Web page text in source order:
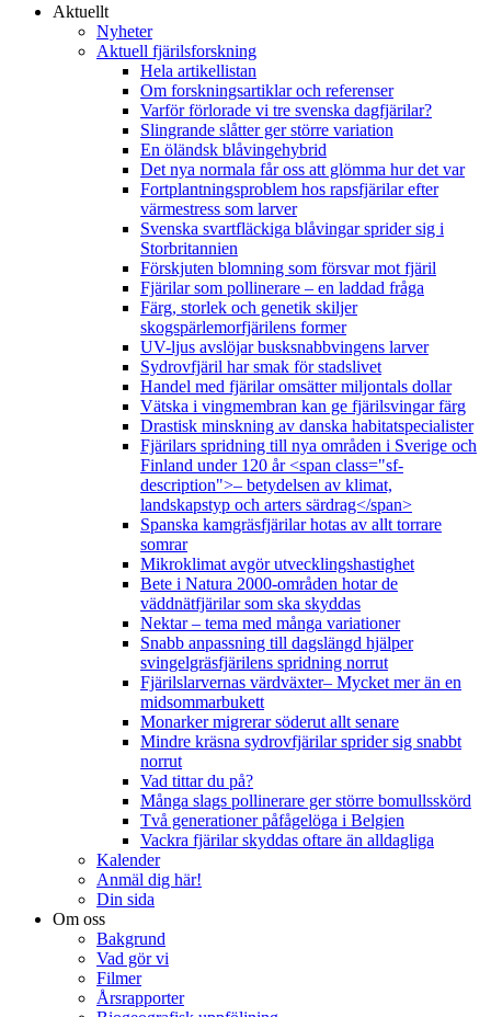
Aktuellt
Nyheter
Aktuell fjärilsforskning
Hela artikellistan
Om forskningsartiklar och referenser
Varför förlorade vi tre svenska dagfjärilar?
Slingrande slåtter ger större variation
En öländsk blåvingehybrid
Det nya normala får oss att glömma hur det var
Fortplantningsproblem hos rapsfjärilar efter
värmestress som larver
Svenska svartfläckiga blåvingar sprider sig i
Storbritannien
Förskjuten blomning som försvar mot fjäril
Fjärilar som pollinerare – en laddad fråga
Färg, storlek och genetik skiljer
skogspärlemorfjärilens former
UV-ljus avslöjar busksnabbvingens larver
Sydrovfjäril har smak för stadslivet
Handel med fjärilar omsätter miljontals dollar
Vätska i vingmembran kan ge fjärilsvingar färg
Drastisk minskning av danska habitatspecialister
Fjärilars spridning till nya områden i Sverige och
Finland under 120 år <span class="sf-
description">– betydelsen av klimat,
landskapstyp och arters särdrag</span>
Spanska kamgräsfjärilar hotas av allt torrare
somrar
Mikroklimat avgör utvecklingshastighet
Bete i Natura 2000-områden hotar de
väddnätfjärilar som ska skyddas
Nektar – tema med många variationer
Snabb anpassning till dagslängd hjälper
svingelgräsfjärilens spridning norrut
Fjärilslarvernas värdväxter– Mycket mer än en
midsommarbukett
Monarker migrerar söderut allt senare
Mindre kräsna sydrovfjärilar sprider sig snabbt
norrut
Vad tittar du på?
Många slags pollinerare ger större bomullsskörd
Två generationer påfågelöga i Belgien
Vackra fjärilar skyddas oftare än alldagliga
Kalender
Anmäl dig här!
Din sida
Om oss
Bakgrund
Vad gör vi
Filmer
Årsrapporter